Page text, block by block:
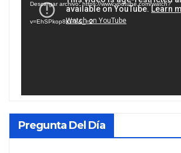
vídeo
Descargar archivo: https://www.youtube.com/watch?
v=EhSPkop8KPY&_=2
Pregunta Del Día